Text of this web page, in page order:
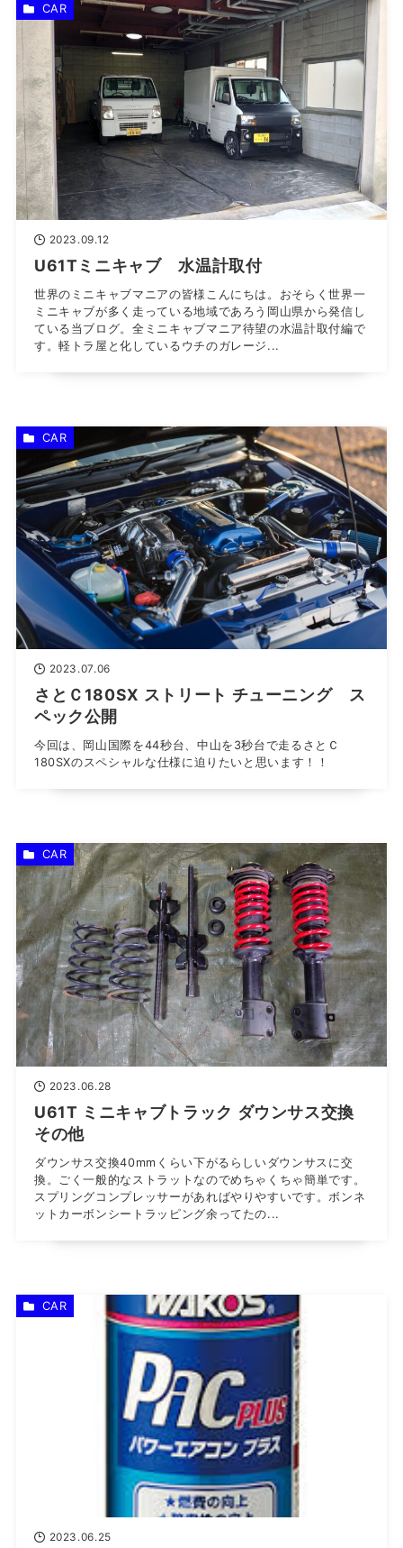
2023.09.12
U61Tミニキャブ 水温計取付
世界のミニキャブマニアの皆様こんにちは。おそらく世界一
ミニキャブが多く走っている地域であろう岡山県から発信し
ている当ブログ。全ミニキャブマニア待望の水温計取付編で
す。軽トラ屋と化しているウチのガレージ...
CAR
2023.07.06
さとＣ180SX ストリート チューニング ス
ペック公開
今回は、岡山国際を44秒台、中山を3秒台で走るさとＣ
180SXのスペシャルな仕様に迫りたいと思います！！
CAR
2023.06.28
U61T ミニキャブトラック ダウンサス交換
その他
ダウンサス交換40mmくらい下がるらしいダウンサスに交
換。ごく一般的なストラットなのでめちゃくちゃ簡単です。
スプリングコンプレッサーがあればやりやすいです。ボンネ
ットカーボンシートラッピング余ってたの...
CAR
2023.06.25
CAR